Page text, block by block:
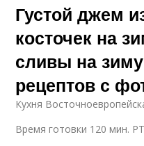
Густой джем
косточек на
сливы на
рецептов с
Кухня
Время готовки 120 мин.